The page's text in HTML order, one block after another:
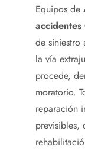
Equipos de
accidentes
de siniestro
la vía
procede,
moratorio.
reparación
previsibles,